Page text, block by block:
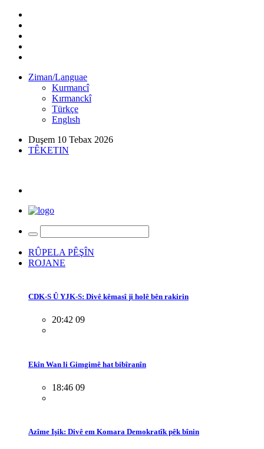
Ziman/Languae
Kurmancî
Kırmanckî
Türkçe
Englısh
Duşem 10 Tebax 2026
TÊKETIN
RÛPELA PÊŞÎN
ROJANE
CDK-S Û YJK-S: Divê kêmasî ji holê bên rakirin
20:42 09
Ekîn Wan li Gimgimê hat bibîranîn
18:46 09
Azîme Işik: Divê em Komara Demokratîk pêk bînin